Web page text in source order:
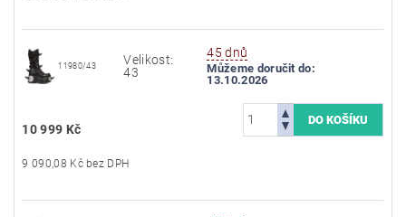
11980/43
Velikost:
43
45 dnů
Můžeme doručit do:
13.10.2026
10 999 Kč
9 090,08 Kč bez DPH